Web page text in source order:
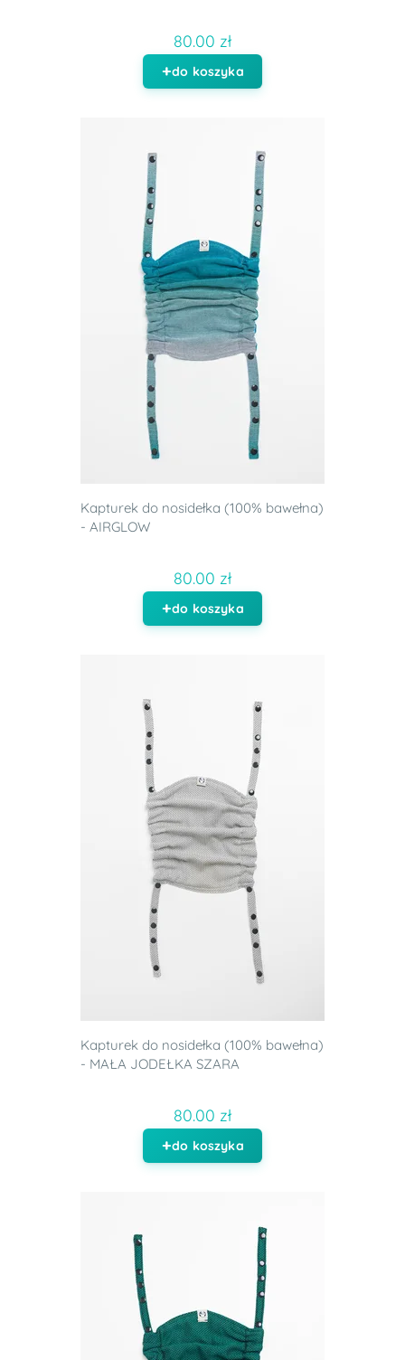
80.00 zł
do koszyka
Kapturek do nosidełka (100% bawełna)
- AIRGLOW
80.00 zł
do koszyka
Kapturek do nosidełka (100% bawełna)
- MAŁA JODEŁKA SZARA
80.00 zł
do koszyka